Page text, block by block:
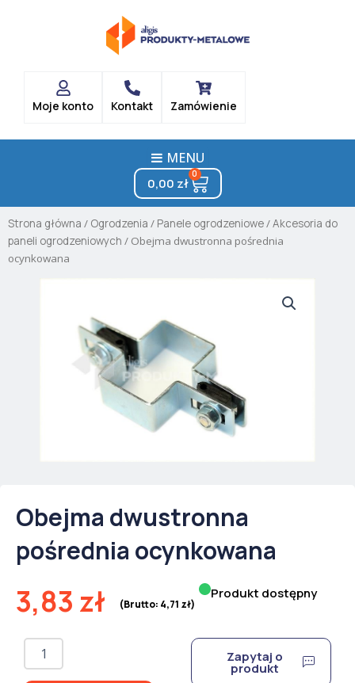
Moje konto Kontakt Zamówienie
MENU
0,00 zł
0
Cart
Strona główna / Ogrodzenia / Panele ogrodzeniowe/Akcesoria do
paneli ogrodzeniowych / Obejma dwustronna pośrednia
ocynkowana
Obejma dwustronna
pośrednia ocynkowana
3,83 zł (Brutto: 4,71 zł)
Produkt dostępny
ilość
Obejma
Zapytaj o
produkt